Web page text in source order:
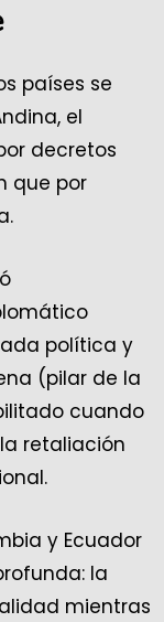
países se
el
decretos
que por
política y
(pilar de la
cuando
retaliación
y Ecuador
la
mientras